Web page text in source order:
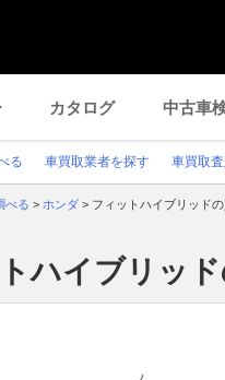
カタログ 中古車
る 車買取業者を探す 車買取
べる > ホンダ > フィットハイブリッド
ハイブリッ